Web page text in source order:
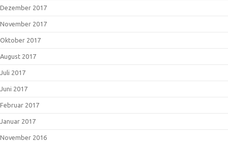
Dezember 2017
November 2017
Oktober 2017
August 2017
Juli 2017
Juni 2017
Februar 2017
Januar 2017
November 2016